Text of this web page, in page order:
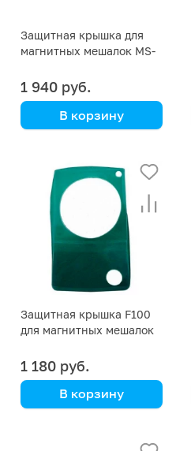
Защитная крышка для
магнитных мешалок MS-
1 940 руб.
В корзину
Защитная крышка F100
для магнитных мешалок
1 180 руб.
В корзину